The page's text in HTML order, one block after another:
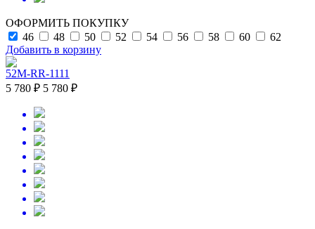
ОФОРМИТЬ ПОКУПКУ
46
48 50 52 54 56 58 60
62
Добавить в корзину
52M-RR-1111
5 780 ₽ 5 780 ₽